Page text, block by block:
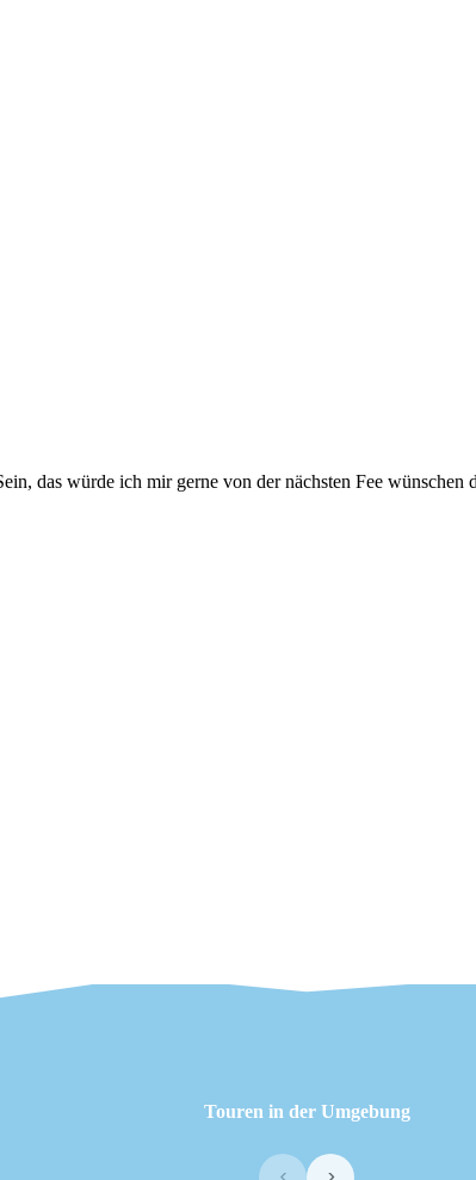
das würde ich mir gerne von der nächsten Fee wünschen
Touren in der Umgebung